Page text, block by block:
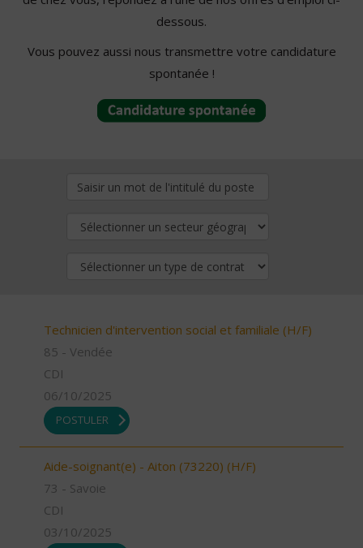
dessous.
Vous pouvez aussi nous transmettre votre candidature
spontanée !
Technicien d'intervention social et familiale (H/F)
85 - Vendée
CDI
06/10/2025
POSTULER
Aide-soignant(e) - Aiton (73220) (H/F)
73 - Savoie
CDI
03/10/2025